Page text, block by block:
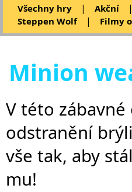
Všechny hry | Akční |
Steppen Wolf
| Filmy
Minion
V této
odstranění
vše tak, aby
mu!